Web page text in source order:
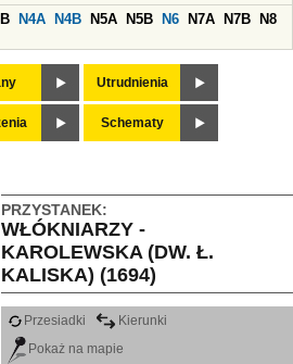
N4A N4B N5A N5B N6 N7A N7B
N8
Utrudnienia
Schematy
PRZYSTANEK:
WŁÓKNIARZY -
KAROLEWSKA (DW. Ł.
KALISKA) (1694)
Przesiadki
Kierunki
Pokaż na mapie